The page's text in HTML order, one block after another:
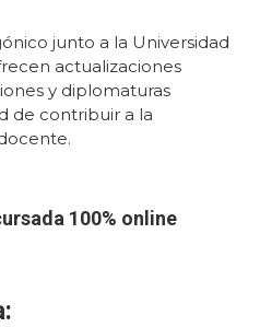
junto a la Universidad
actualizaciones
y diplomaturas
de contribuir a la
100% online